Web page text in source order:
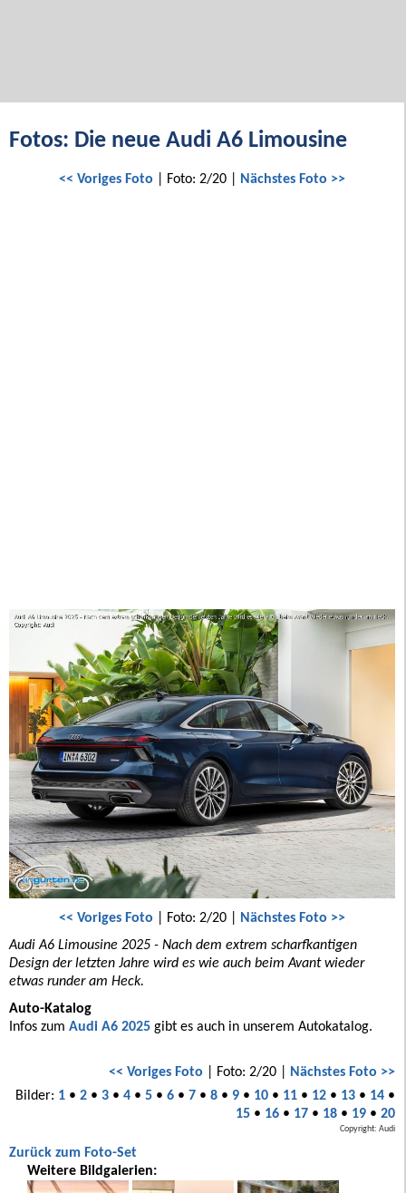
Fotos: Die neue Audi A6 Limousine
<< Voriges Foto | Foto: 2/20 | Nächstes Foto >>
<< Voriges Foto | Foto: 2/20 | Nächstes Foto >>
Audi A6 Limousine 2025 - Nach dem extrem scharfkantigen
Design der letzten Jahre wird es wie auch beim Avant wieder
etwas runder am Heck.
Auto-Katalog
Infos zum Audi A6 2025 gibt es auch in unserem Autokatalog.
<< Voriges Foto | Foto: 2/20 | Nächstes Foto >>
Bilder: 1• 2• 3• 4• 5• 6• 7• 8• 9• 10• 11• 12• 13• 14•
15• 16• 17• 18• 19• 20
Copyright: Audi
Zurück zum Foto-Set
Weitere Bildgalerien: